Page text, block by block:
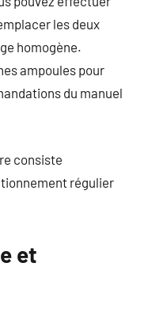
les deux
homogène.
ampoules pour
du manuel
consiste
régulier
et